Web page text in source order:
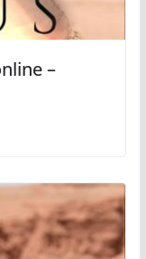
–